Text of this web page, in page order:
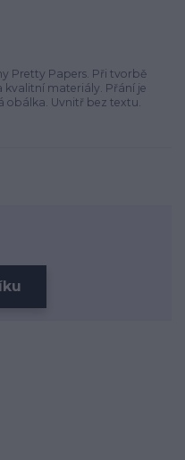
Pretty Papers. Při tvorbě
kvalitní materiály. Přání je
obálka. Uvnitř bez textu.